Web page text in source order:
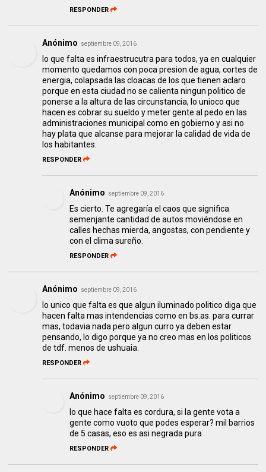
RESPONDER
Anónimo septiembre 09, 2016
lo que falta es infraestrucutra para todos, ya en cualquier
momento quedamos con poca presion de agua, cortes de
energia, colapsada las cloacas de los que tienen aclaro
porque en esta ciudad no se calienta ningun politico de
ponerse a la altura de las circunstancia, lo unioco que
hacen es cobrar su sueldo y meter gente al pedo en las
administraciones municipal como en gobierno y asi no
hay plata que alcanse para mejorar la calidad de vida de
los habitantes.
RESPONDER
Anónimo septiembre 09, 2016
Es cierto. Te agregaría el caos que significa
semenjante cantidad de autos moviéndose en
calles hechas mierda, angostas, con pendiente y
con el clima sureño.
RESPONDER
Anónimo septiembre 09, 2016
lo unico que falta es que algun iluminado politico diga que
hacen falta mas intendencias como en bs.as. para currar
mas, todavia nada pero algun curro ya deben estar
pensando, lo digo porque ya no creo mas en los politicos
de tdf. menos de ushuaia.
RESPONDER
Anónimo septiembre 09, 2016
lo que hace falta es cordura, si la gente vota a
gente como vuoto que podes esperar? mil barrios
de 5 casas, eso es asi negrada pura
RESPONDER